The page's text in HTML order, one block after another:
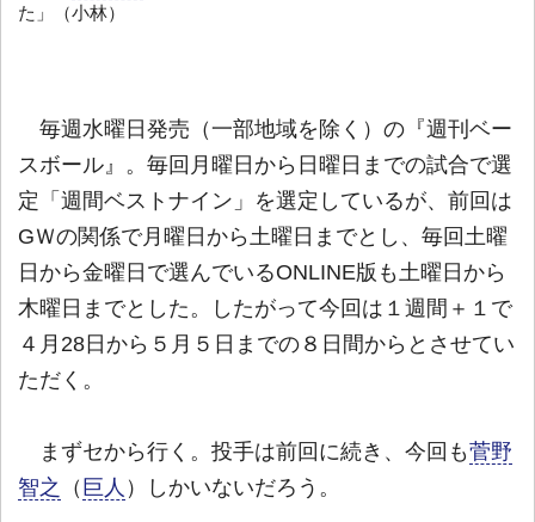
た」（小林）
毎週水曜日発売（一部地域を除く）の『週刊ベー
スボール』。毎回月曜日から日曜日までの試合で選
定「週間ベストナイン」を選定しているが、前回は
GＷの関係で月曜日から土曜日までとし、毎回土曜
日から金曜日で選んでいるONLINE版も土曜日から
木曜日までとした。したがって今回は１週間＋１で
４月28日から５月５日までの８日間からとさせてい
ただく。
まずセから行く。投手は前回に続き、今回も菅野
智之
（ 巨人 ）しかいないだろう。